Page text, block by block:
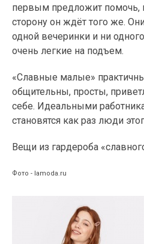
первым предложит помочь,
сторону он ждёт того же.
одной вечеринки и ни
очень легкие на подъем.
«Славные малые»
общительны, просты,
себе. Идеальными
становятся как раз люди
Вещи из гардероба
Фото - lamoda.ru